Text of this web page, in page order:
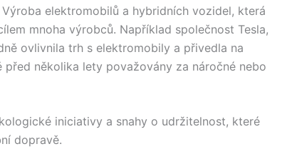
elektromobilů a hybridních vozidel, která
mnoha výrobců. Například společnost Tesla,
ovlivnila trh s elektromobily a přivedla na
několika lety považovány za náročné nebo
iniciativy a snahy o udržitelnost, které
dopravě.